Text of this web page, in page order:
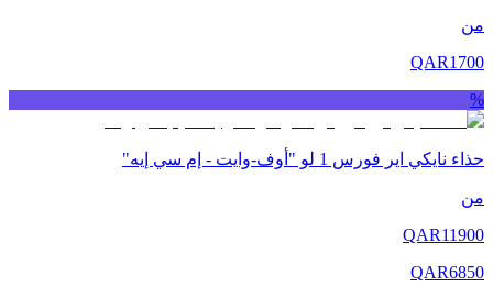
من
QAR1700
%
حذاء نايكي اير فورس 1 لو "أوف-وايت - إم سي إيه"
من
QAR11900
QAR6850